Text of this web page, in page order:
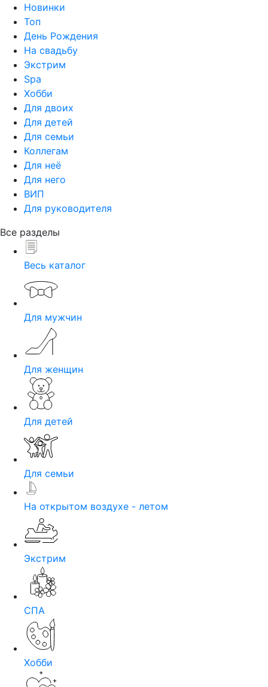
Новинки
Топ
День Рождения
На свадьбу
Экстрим
Spa
Хобби
Для двоих
Для детей
Для семьи
Коллегам
Для неё
Для него
ВИП
Для руководителя
Все разделы
Весь каталог
Для мужчин
Для женщин
Для детей
Для семьи
На открытом воздухе - летом
Экстрим
СПА
Хобби